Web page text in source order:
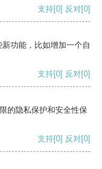
支持[0] 反对[0]
功能，比如增加一个自
支持[0] 反对[0]
的隐私保护和安全性保
支持[0] 反对[0]